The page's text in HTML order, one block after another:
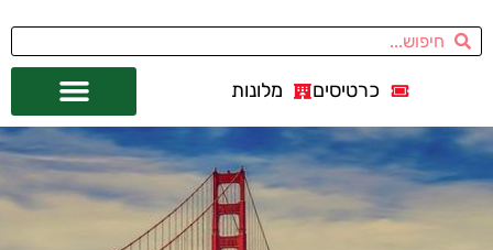
כרטיסים מלונות